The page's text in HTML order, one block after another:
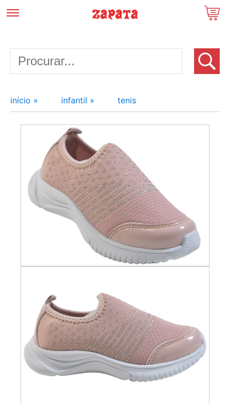
início » infantil » tenis